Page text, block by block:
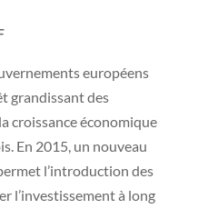
européens
grandissant des
croissance économique
En 2015, un nouveau
l’introduction des
l’investissement à long